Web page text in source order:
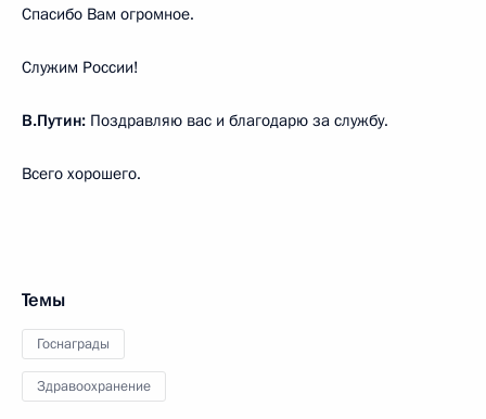
Спасибо Вам огромное.
Служим России!
В.Путин: Поздравляю вас и благодарю за службу.
Всего хорошего.
Темы
Госнаграды
Здравоохранение